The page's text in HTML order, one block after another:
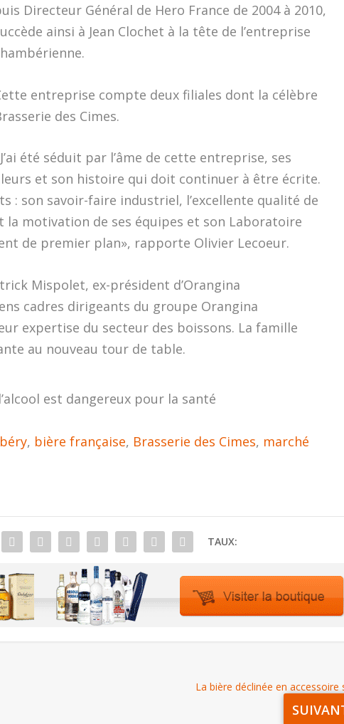
Directeur Général de Hero France de 2004 à 2010,
ainsi à Jean Clochet à la tête de l’entreprise
entreprise compte deux filiales dont la célèbre
des Cimes.
été séduit par l’âme de cette entreprise, ses
et son histoire qui doit continuer à être écrite.
: son savoir-faire industriel, l’excellente qualité de
la motivation de ses équipes et son Laboratoire
de premier plan», rapporte Olivier Lecoeur.
Mispolet, ex-président d’Orangina
cadres dirigeants du groupe Orangina
expertise du secteur des boissons. La famille
au nouveau tour de table.
est dangereux pour la santé
, bière française, Brasserie des Cimes, marché
TAUX:
La bière déclinée en accessoire